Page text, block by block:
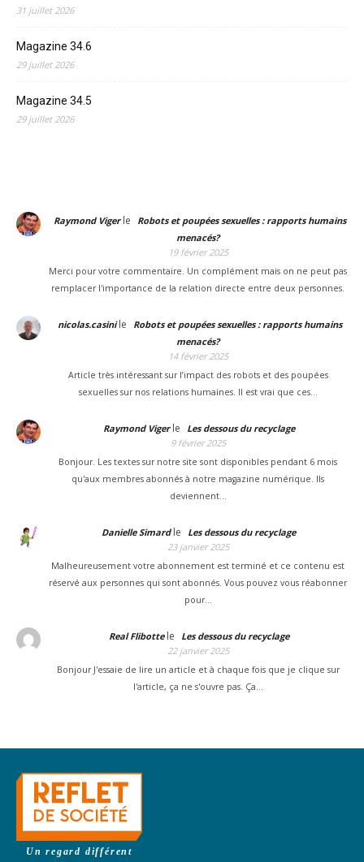
31 juillet 2026
Magazine 34.6
29 juillet 2026
Magazine 34.5
29 juillet 2026
Raymond Vigerle
Robots et poupées sexuelles : rapports humains
menacés?
19 février 2025
Merci pour votre commentaire. Un complément mais on ne peut pas
remplacer l'importance de la relation directe entre deux personnes.
nicolas.casinile
Robots et poupées sexuelles : rapports humains
menacés?
14 février 2025
Article très intéressant sur l’impact des robots et des poupées
sexuelles sur nos relations humaines. Il est vrai que ces…
Raymond Vigerle
Les dessous du recyclage
9 février 2025
Bonjour. Les textes sur notre site sont disponibles pendant 6 mois
qu'aux membres abonnés à notre magazine numérique. Ils
deviennent…
Danielle Simardle
Les dessous du recyclage
23 janvier 2025
Malheureusement votre abonnement est terminé et ce contenu est
réservé aux personnes qui sont abonnés. Vous pouvez vous réabonner
pour…
Real Flibottele
Les dessous du recyclage
22 janvier 2025
Bonjour J'essaie de lire un article et à chaque fois que je clique sur
l'article, ça ne s'ouvre pas. Ça…
Un regard différent